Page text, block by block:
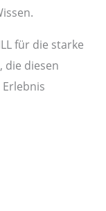
für die starke
die diesen